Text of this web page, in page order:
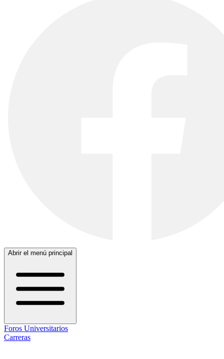
Abrir el menú principal
Foros Universitarios
Carreras